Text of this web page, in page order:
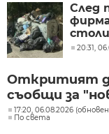
След
20:31,
Откритият
съобщи за
17:20, 06.08.2026
По света